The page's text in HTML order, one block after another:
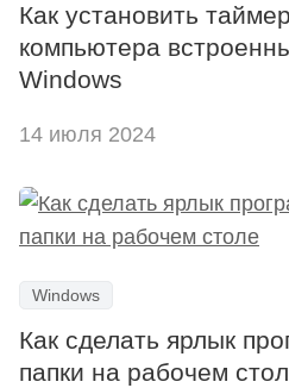
Как установить
компьютера
Windows
14 июля 2024
Windows
Как сделать ярлык
папки на рабочем